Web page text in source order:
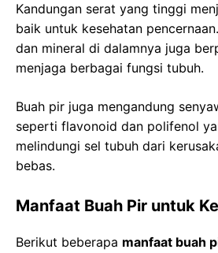
Kandungan serat yang tinggi
baik untuk kesehatan
dan mineral di dalamnya juga
menjaga berbagai fungsi tubuh.
Buah pir juga mengandung
seperti flavonoid dan polifenol
melindungi sel tubuh dari
bebas.
Manfaat Buah Pir untuk
Berikut beberapa manfaat buah